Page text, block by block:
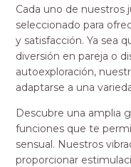
Cada uno de
seleccionado para
y satisfacción. Ya sea
diversión en pareja o
autoexploración,
adaptarse a una
Descubre una amplia
funciones que te
sensual. Nuestros
proporcionar